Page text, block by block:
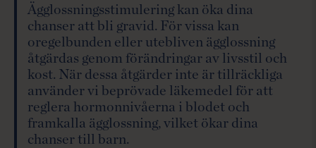
Ägglossningsstimulering kan öka dina
chanser att bli gravid. För vissa kan
oregelbunden eller utebliven ägglossning
åtgärdas genom förändringar av livsstil och
kost. När dessa åtgärder inte är tillräckliga
använder vi beprövade läkemedel för att
reglera hormonnivåerna i blodet och
framkalla ägglossning, vilket ökar dina
chanser till barn.